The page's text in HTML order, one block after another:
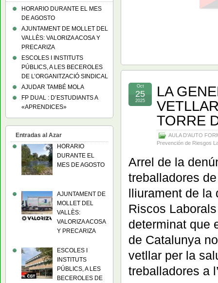
LA
TORRE
AULA D'AUTO
Prevención de Riesgos
Oct
25
2025
Arrel de la
treballadores
lliurament de la
Riscos
determinat que
de Catalunya
vetllar per la
treballadores a
HORARIO DURANTE EL MES
DE AGOSTO
AJUNTAMENT DE MOLLET DEL
VALLÈS: VALORIZA ACOSA Y
PRECARIZA
ESCOLES I INSTITUTS
PÚBLICS, A LES BECEROLES
DE L’ORGANITZACIÓ SINDICAL
AJUDAR TAMBÉ MOLA
FP DUAL : D’ESTUDIANTS A
«APRENDICES»
Entradas al Azar
HORARIO
DURANTE EL
MES DE AGOSTO
AJUNTAMENT DE
MOLLET DEL
VALLÈS:
VALORIZA ACOSA
Y PRECARIZA
ESCOLES I
INSTITUTS
PÚBLICS, A LES
BECEROLES DE